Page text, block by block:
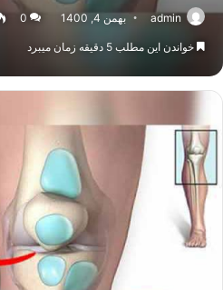
admin بهمن 4, 1400 0
خواندن این مطلب 5 دقیقه زمان میبرد